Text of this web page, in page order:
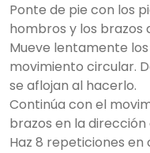
Ponte de pie con los
hombros y los brazos
Mueve lentamente
movimiento circular.
se aflojan al hacerlo.
Continúa con el
brazos en la dirección
Haz 8 repeticiones en